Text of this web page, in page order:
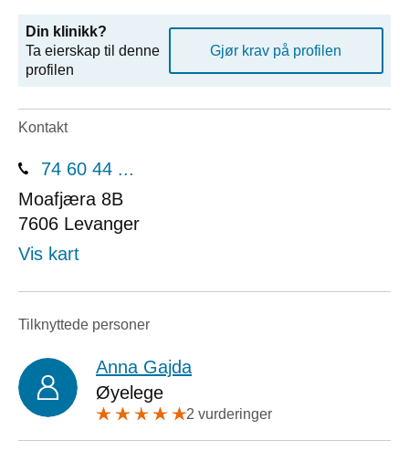
Din klinikk?
Ta eierskap til denne
profilen
Gjør krav på profilen
Kontakt
74 60 44 ...
Moafjæra 8B
7606 Levanger
Vis kart
Tilknyttede personer
Anna Gajda
Øyelege
2 vurderinger